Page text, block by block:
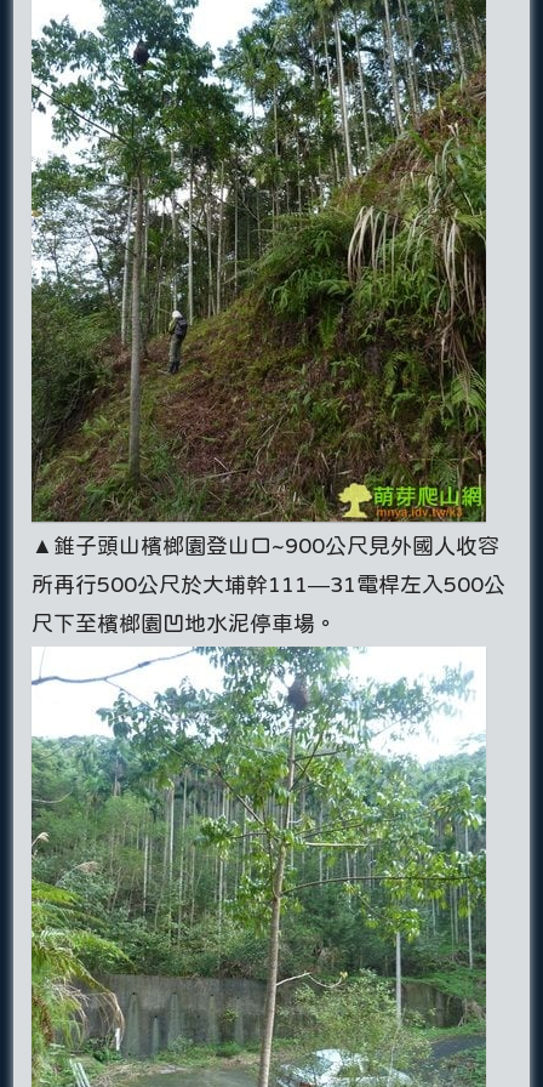
▲錐子頭山檳榔園登山口~900公尺見外國人收容
所再行500公尺於大埔幹111—31電桿左入500公
尺下至檳榔園凹地水泥停車場。